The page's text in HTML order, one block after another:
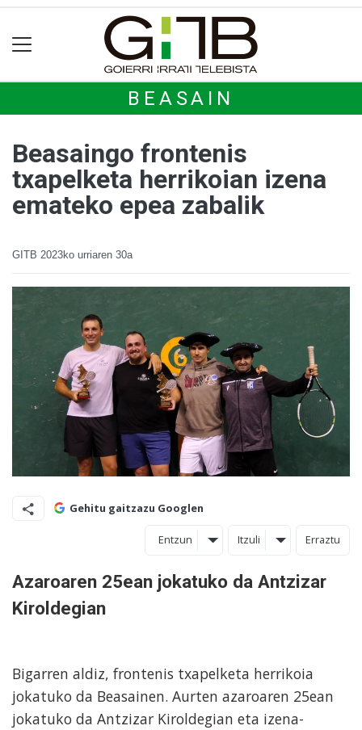
BEASAIN
Beasaingo frontenis
txapelketa herrikoian izena
emateko epea zabalik
GITB 2023ko urriaren 30a
Gehitu gaitzazu Googlen
Entzun Itzuli Erraztu
Azaroaren 25ean jokatuko da Antzizar
Kiroldegian
Bigarren aldiz, frontenis txapelketa herrikoia
jokatuko da Beasainen. Aurten azaroaren 25ean
jokatuko da Antzizar Kiroldegian eta izena-